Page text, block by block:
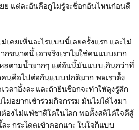
ย แต่ละอันคือกูไม่รู้จะช็อกอันไหนก่อนดี
เคยเห็นอะไรแบบนี้เลยครั้งแรก และไม่
กขนาดนี้ เอาจริงเราไม่ใช่คนแบบยาก
หลตามน้ำมากๆ แต่อันนี้มันแบบเกินกว่าที่
คนคือไปต่อกันแบบปกติมาก พอเราตั้ง
วลาอึ้งละ และถ้ายืนช็อกจะทำให้ลุงรู้สึก
ม่อยากเข้าร่วมกิจกรรม มันไม่ได้ไงมา
งไม่แพ้ชาติใดในโลก พอตั้งสติได้ใจดีสู้
ะ กระโดดเข้าคอกแกะ ในใจก็แบบ